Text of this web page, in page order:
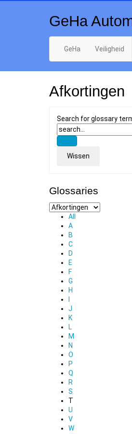
GeHa
GeHa Veiligheid
Afkortingen
Search for glossary
Glossaries
All
A
B
C
D
E
F
G
H
J
K
L
M
N
O
P
Q
R
S
T
U
V
W